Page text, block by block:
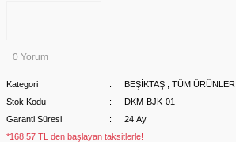
0 Yorum
Kategori BEŞİKTAŞ
TÜM ÜRÜNLER
Stok Kodu
DKM-BJK-01
Garanti Süresi
24 Ay
*168,57 TL den başlayan taksitlerle!